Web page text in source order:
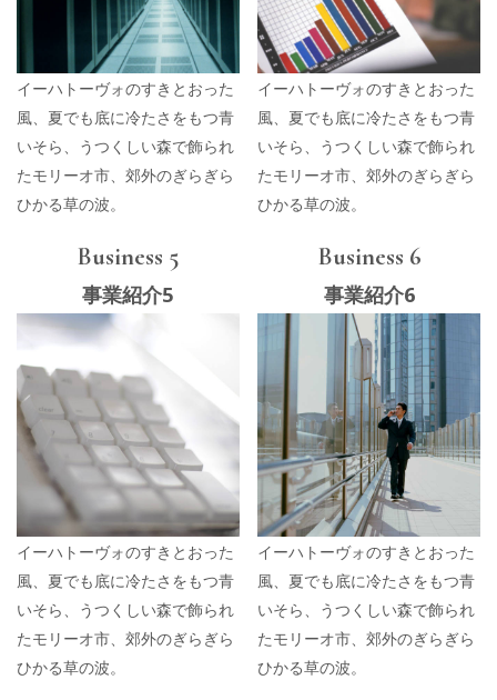
イーハトーヴォのすきとおった
風、夏でも底に冷たさをもつ青
いそら、うつくしい森で飾られ
たモリーオ市、郊外のぎらぎら
ひかる草の波。
イーハトーヴォのすきとおった
風、夏でも底に冷たさをもつ青
いそら、うつくしい森で飾られ
たモリーオ市、郊外のぎらぎら
ひかる草の波。
Business 5
事業紹介5
イーハトーヴォのすきとおった
風、夏でも底に冷たさをもつ青
いそら、うつくしい森で飾られ
たモリーオ市、郊外のぎらぎら
ひかる草の波。
Business 6
事業紹介6
イーハトーヴォのすきとおった
風、夏でも底に冷たさをもつ青
いそら、うつくしい森で飾られ
たモリーオ市、郊外のぎらぎら
ひかる草の波。